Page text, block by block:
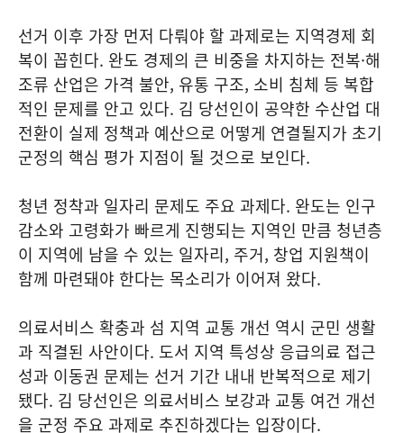
선거 이후 가장 먼저 다뤄야 할 과제로는 지역경제 회
복이 꼽힌다. 완도 경제의 큰 비중을 차지하는 전복·해
조류 산업은 가격 불안, 유통 구조, 소비 침체 등 복합
적인 문제를 안고 있다. 김 당선인이 공약한 수산업 대
전환이 실제 정책과 예산으로 어떻게 연결될지가 초기
군정의 핵심 평가 지점이 될 것으로 보인다.
청년 정착과 일자리 문제도 주요 과제다. 완도는 인구
감소와 고령화가 빠르게 진행되는 지역인 만큼 청년층
이 지역에 남을 수 있는 일자리, 주거, 창업 지원책이
함께 마련돼야 한다는 목소리가 이어져 왔다.
의료서비스 확충과 섬 지역 교통 개선 역시 군민 생활
과 직결된 사안이다. 도서 지역 특성상 응급의료 접근
성과 이동권 문제는 선거 기간 내내 반복적으로 제기
됐다. 김 당선인은 의료서비스 보강과 교통 여건 개선
을 군정 주요 과제로 추진하겠다는 입장이다.